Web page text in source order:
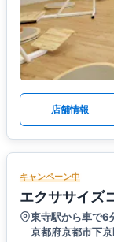
店舗情報
キャンペーン中
エクササイズ
東寺駅から車で6
京都府京都市下